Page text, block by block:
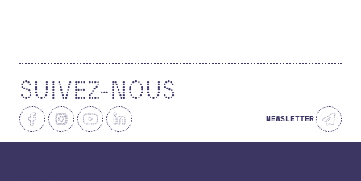
SUIVEZ-NOUS
NEWSLETTER